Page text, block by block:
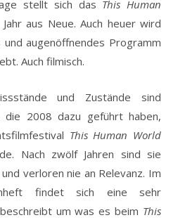
stellt sich das This Human
aus Neue. Auch heuer wird
augenöffnendes Programm
Auch filmisch.
und Zustände sind
die 2008 dazu geführt haben,
This Human World
Nach zwölf Jahren sind sie
verloren nie an Relevanz. Im
findet sich eine sehr
um was es beim This